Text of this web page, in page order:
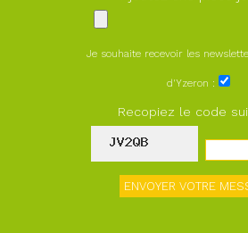
Je souhaite recevoir les
d'Yzeron :
Recopiez le code